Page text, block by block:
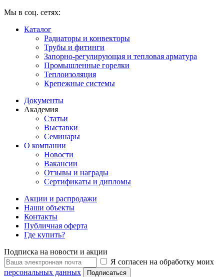
Мы в соц. сетях:
Каталог
Радиаторы и конвекторы
Трубы и фитинги
Запорно-регулирующая и тепловая арматура
Промышленные горелки
Теплоизоляция
Крепежные системы
Документы
Академия
Статьи
Выставки
Семинары
О компании
Новости
Вакансии
Отзывы и награды
Сертификаты и дипломы
Акции и распродажи
Наши объекты
Контакты
Публичная оферта
Где купить?
Подписка на новости и акции
Я согласен на обработку моих
персональных данных
Подписаться